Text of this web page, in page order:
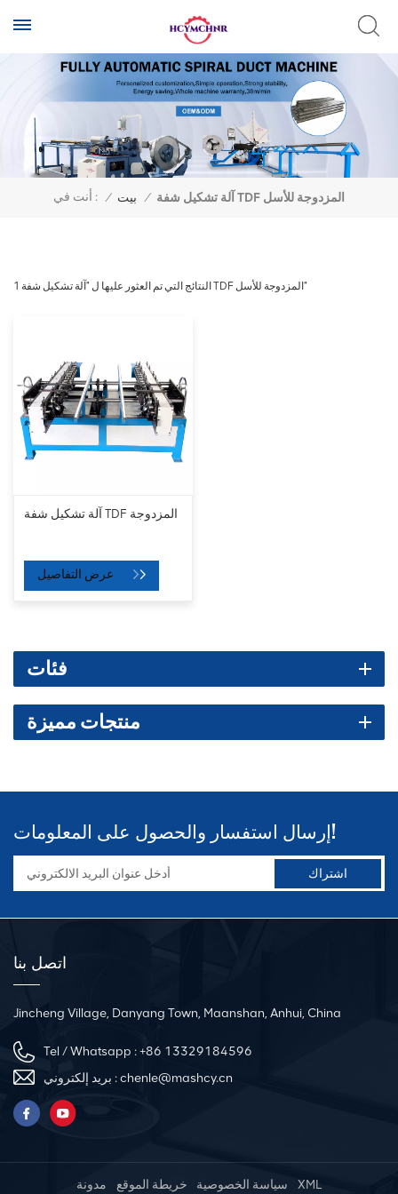
أنت في : / بيت / آلة تشكيل شفة TDF المزدوجة للأسل
1 النتائج التي تم العثور عليها ل "آلة تشكيل شفة TDF المزدوجة للأسل"
آلة تشكيل شفة TDF المزدوجة
فئات
منتجات مميزة
إرسال استفسار والحصول على المعلومات!
اتصل بنا
Jincheng Village, Danyang Town, Maanshan, Anhui, China
Tel / Whatsapp :+86 13329184596
بريد إلكتروني :chenle@mashcy.cn
مدونة خريطة الموقع سياسة الخصوصية XML